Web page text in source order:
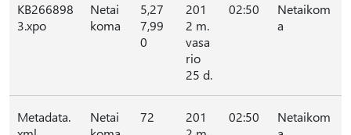
KB266898
3.xpo
Netai
koma
5,27
7,99
0
201
2 m.
vasa
rio
25 d.
02:50
Netaikom
a
Metadata.
Netai
72
201
02:50
Netaikom